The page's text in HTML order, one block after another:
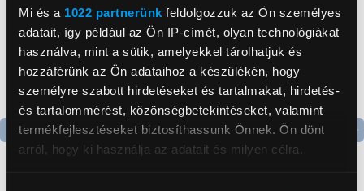
Mi és a 1022 partnerünk feldolgozzuk az Ön személyes
adatait, így például az Ön IP-címét, olyan technológiákat
használva, mint a sütik, amelyekkel tárolhatjuk és
hozzáférünk az Ön adataihoz a készülékén, hogy
személyre szabott hirdetéseket és tartalmakat, hirdetés-
és tartalommérést, közönségbetekintéseket, valamint
termékfejlesztéseket biztosíthassunk Önnek. Ön dönt
arról, hogy ki használja az adatait és milyen célra.
Termék adatlap Termék adatlap